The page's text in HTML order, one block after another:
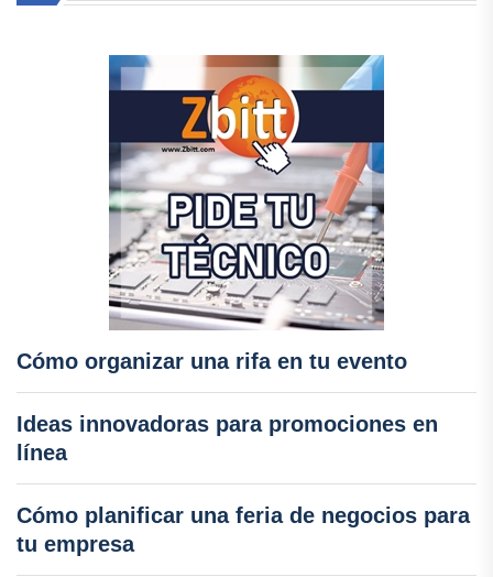
Cómo organizar una rifa en tu evento
Ideas innovadoras para promociones en
línea
Cómo planificar una feria de negocios para
tu empresa